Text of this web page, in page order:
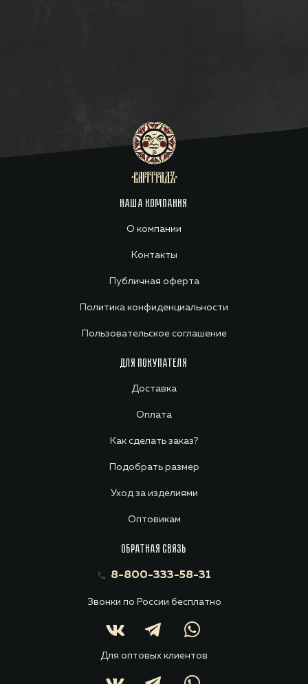
НАША КОМПАНИЯ
О компании
Контакты
Публичная оферта
Политика конфиденциальности
Пользовательское соглашение
ДЛЯ ПОКУПАТЕЛЯ
Доставка
Оплата
Как сделать заказ?
Подобрать размер
Уход за изделиями
Оптовикам
ОБРАТНАЯ СВЯЗЬ
8-800-333-58-31
Звонки по России бесплатно
Для оптовых клиентов